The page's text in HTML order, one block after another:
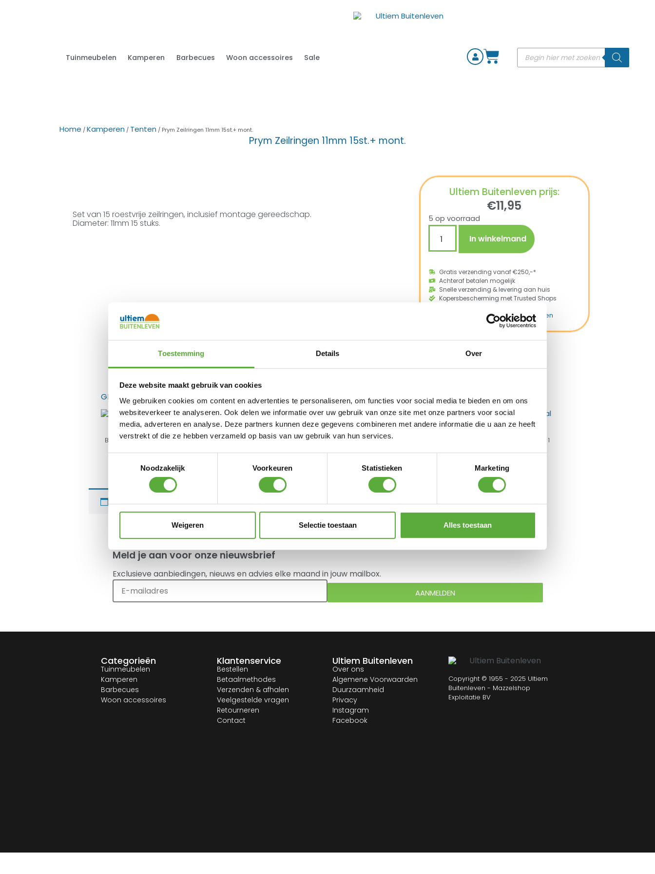
Toestemming Details Over
Deze website maakt gebruik van cookies
We gebruiken cookies om content en advertenties te personaliseren, om functies voor social media te bieden en om ons
websiteverkeer te analyseren. Ook delen we informatie over uw gebruik van onze site met onze partners voor social
media, adverteren en analyse. Deze partners kunnen deze gegevens combineren met andere informatie die u aan ze heeft
verstrekt of die ze hebben verzameld op basis van uw gebruik van hun services.
Noodzakelijk
Voorkeuren Statistieken Marketing
Weigeren Selectie toestaan Alles toestaan
Tuinmeubelen Kamperen Barbecues Woon accessoires Sale
Home /Kamperen / Tenten / Prym Zeilringen 11mm 15st.+ mont.
Prym Zeilringen 11mm 15st.+ mont.
Set van 15 roestvrije zeilringen, inclusief montage gereedschap.
Diameter: 11mm 15 stuks.
Ultiem Buitenleven prijs:
€11,95
5 op voorraad
In winkelmand
Gratis verzending vanaf €250,-*
Achteraf betalen mogelijk
Snelle verzending & levering aan huis
Kopersbescherming met Trusted Shops
Tent accessoires,Tenten
Gratis verzending vanaf €250,-*
GERELATEERDE PRODUCTEN
Bo-Camp Tentharing Hout
Bo-Camp Binnentent voor
klittenband en pees 8 haken
€8,95
Campking T-Haring staal 1
Je hebt nog geen product bekeken.
Meld je aan voor onze nieuwsbrief
Exclusieve aanbiedingen, nieuws en advies elke maand in jouw mailbox.
AANMELDEN
Categorieën
Tuinmeubelen
Kamperen
Barbecues
Woon accessoires
Klantenservice
Bestellen
Betaalmethodes
Verzenden & afhalen
Veelgestelde vragen
Retourneren
Contact
Ultiem Buitenleven
Over ons
Algemene Voorwaarden
Duurzaamheid
Privacy
Instagram
Facebook
Copyright © 1955 - 2025 Ultiem
Buitenleven - Mazzelshop
Exploitatie BV